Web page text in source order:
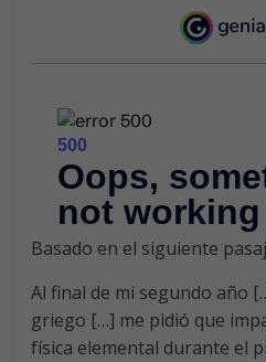
Basado en el siguiente
Al final de mi segundo año
griego […] me pidió que
física elemental durante el